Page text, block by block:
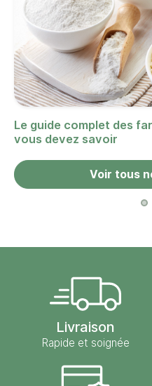
Le guide complet des
vous devez savoir
Voir tous
Livraison
Rapide et soignée